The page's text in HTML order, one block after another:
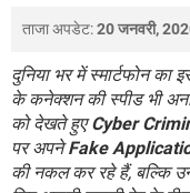
FORUM
TikTok Account Freeze हो गया
SBI बैंक अकाउंट नंबर पता करें
एनसाइक्लोपीडिया
केबल और कनेक्टर्स
सीरियल और पैरलल पोर्ट
ताजा अपडेट:20 जनवरी,
दुनिया भर में स्मार्टफोन का
के कनेक्शन की स्पीड भी
को देखते हुएCyber
पर अपनेFake
की नकल कर रहे हैं, बल्कि